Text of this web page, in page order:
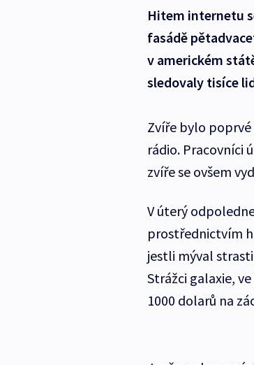
Hitem internetu
fasádě
v americkém
sledovaly tisíce
Zvíře bylo
rádio. Pracovníci
zvíře se ovšem
V úterý
prostřednictvím
jestli mýval
Strážci galaxie,
1000 dolarů na